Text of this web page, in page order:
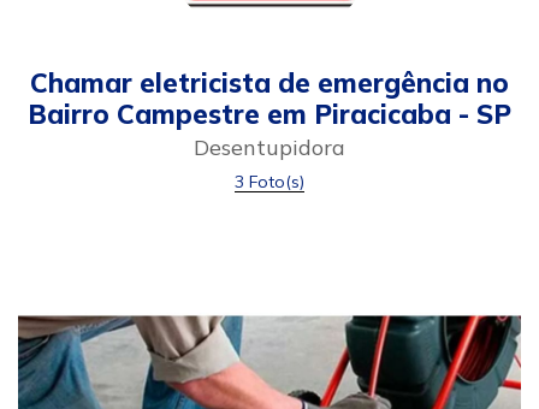
Chamar eletricista de emergência no
Bairro Campestre em Piracicaba - SP
Desentupidora
3 Foto(s)